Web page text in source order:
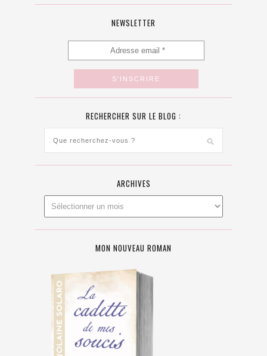
NEWSLETTER
RECHERCHER SUR LE BLOG :
ARCHIVES
MON NOUVEAU ROMAN